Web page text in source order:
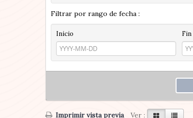
Filtrar por rango de fecha :
Inicio
Fin
Imprimir vista previa Ver :